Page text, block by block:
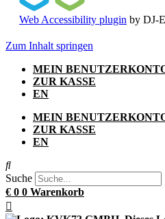
Web Accessibility plugin by DJ-
Zum Inhalt springen
MEIN
ZUR KASSE
EN
MEIN
ZUR KASSE
EN
Suche
€ 0 0 Warenkorb